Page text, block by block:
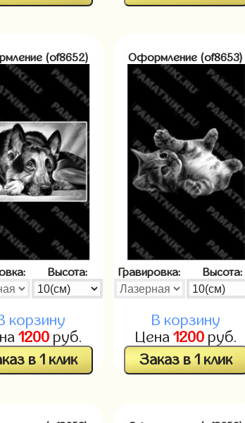
(of8652)
Высота:
корзину
1200руб.
в 1 клик
Оформление (of8653)
Гравировка: Высота:
В корзину
Цена 1200руб.
Заказ в 1 клик